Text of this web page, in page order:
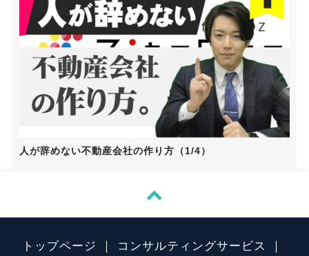
人が辞めない不動産会社の作り方（1/4）

トップページ コンサルティングサービス